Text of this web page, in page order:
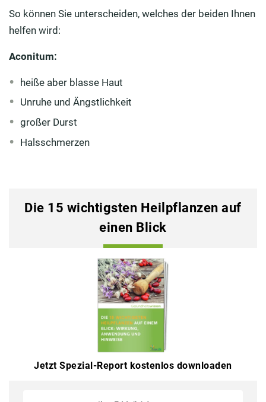
So können Sie unterscheiden, welches der beiden Ihnen
helfen wird:
Aconitum:
heiße aber blasse Haut
Unruhe und Ängstlichkeit
großer Durst
Halsschmerzen